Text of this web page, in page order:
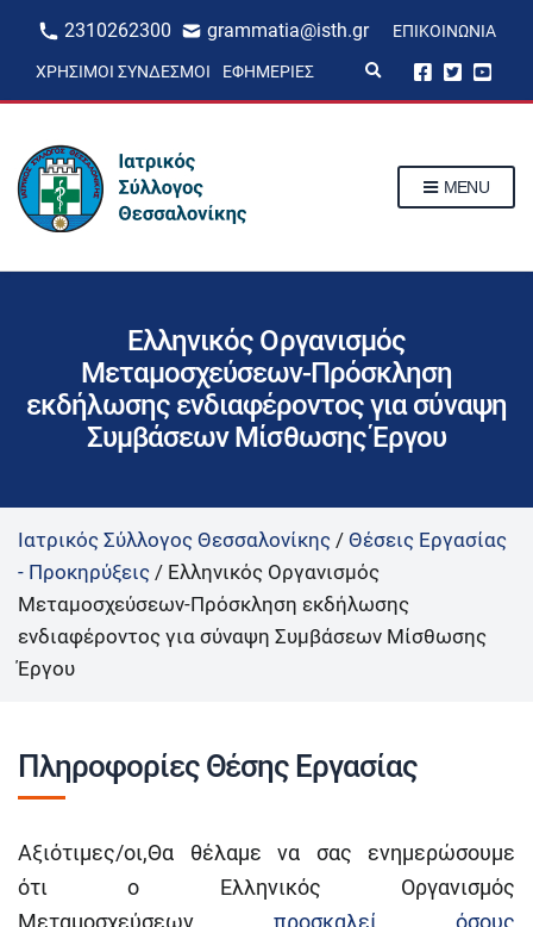
2310262300 grammatia@isth.gr ΕΠΙΚΟΙΝΩΝΊΑ
ΧΡΉΣΙΜΟΙ ΣΎΝΔΕΣΜΟΙ ΕΦΗΜΕΡΊΕΣ
p
m
MENU
Ελληνικός Οργανισμός
Μεταμοσχεύσεων-Πρόσκληση
εκδήλωσης ενδιαφέροντος για σύναψη
Συμβάσεων Μίσθωσης Έργου
Ιατρικός Σύλλογος Θεσσαλονίκης / Θέσεις Εργασίας
- Προκηρύξεις / Ελληνικός Οργανισμός
Μεταμοσχεύσεων-Πρόσκληση εκδήλωσης
ενδιαφέροντος για σύναψη Συμβάσεων Μίσθωσης
Έργου
Πληροφορίες Θέσης Εργασίας
Αξιότιμες/οι,Θα θέλαμε να σας ενημερώσουμε
ότι ο Ελληνικός Οργανισμός
Μεταμοσχεύσεων προσκαλεί όσους